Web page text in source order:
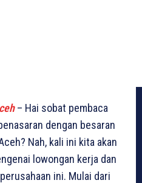
– Hai sobat pembaca
dengan besaran
Nah, kali ini kita akan
lowongan kerja dan
ini. Mulai dari